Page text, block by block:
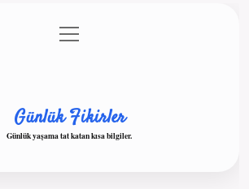
Gizlilik Politikası
menüyü
aç
Günlük Fikirler
Günlük yaşama tat katan kısa bilgiler.